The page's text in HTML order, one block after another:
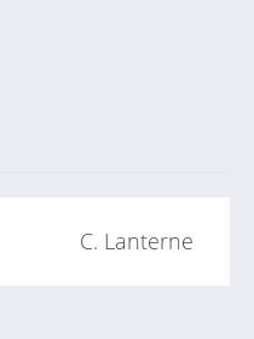
C. Lanterne